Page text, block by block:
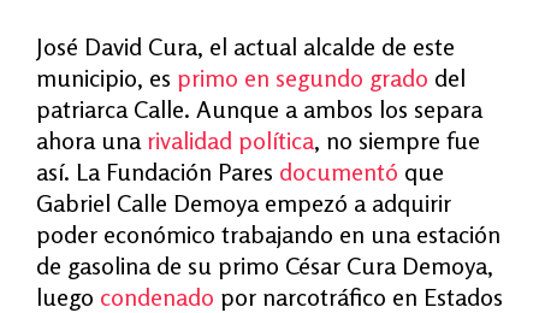
José David Cura, el actual alcalde de este
municipio, es primo en segundo grado del
patriarca Calle. Aunque a ambos los separa
ahora una rivalidad política, no siempre fue
así. La Fundación Pares documentó que
Gabriel Calle Demoya empezó a adquirir
poder económico trabajando en una estación
de gasolina de su primo César Cura Demoya,
luego condenado por narcotráfico en Estados